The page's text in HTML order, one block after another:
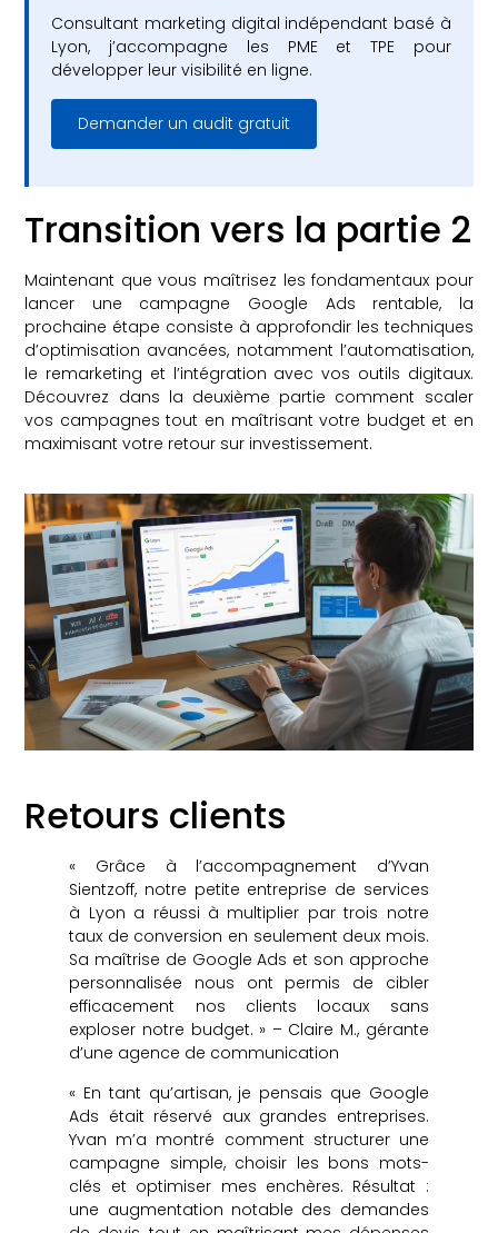
Consultant marketing digital indépendant basé à
Lyon, j’accompagne les PME et TPE pour
développer leur visibilité en ligne.
Demander un audit gratuit
Transition vers la partie 2
Maintenant que vous maîtrisez les fondamentaux pour
lancer une campagne Google Ads rentable, la
prochaine étape consiste à approfondir les techniques
d’optimisation avancées, notamment l’automatisation,
le remarketing et l’intégration avec vos outils digitaux.
Découvrez dans la deuxième partie comment scaler
vos campagnes tout en maîtrisant votre budget et en
maximisant votre retour sur investissement.
Retours clients
« Grâce à l’accompagnement d’Yvan
Sientzoff, notre petite entreprise de services
à Lyon a réussi à multiplier par trois notre
taux de conversion en seulement deux mois.
Sa maîtrise de Google Ads et son approche
personnalisée nous ont permis de cibler
efficacement nos clients locaux sans
exploser notre budget. » – Claire M., gérante
d’une agence de communication
« En tant qu’artisan, je pensais que Google
Ads était réservé aux grandes entreprises.
Yvan m’a montré comment structurer une
campagne simple, choisir les bons mots-
clés et optimiser mes enchères. Résultat :
une augmentation notable des demandes